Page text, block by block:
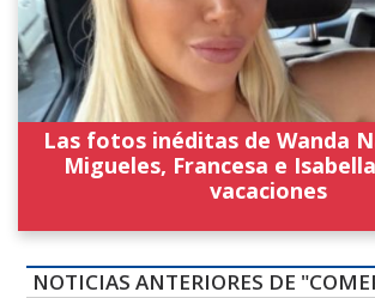
Las fotos inéditas de Wanda
Migueles, Francesa e
vacaciones
NOTICIAS ANTERIORES DE